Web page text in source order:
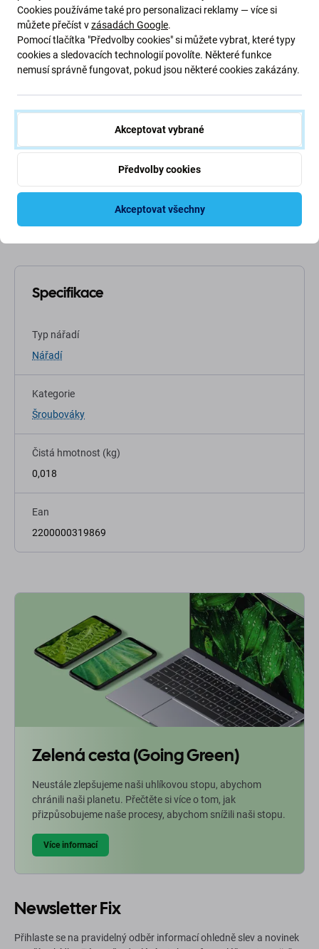
Popis a specifikace Doprava a vrácení
Šroubovák z tvrzeného plastu
Pentalobe - 0,8 mm (PL1)
Pentalobe šroubovák z tvrzeného plastu, hlava 0,8 / PL1.
Jednoduchý šroubovák Pentalobe vhodný pro domácí
mistry i profesionální servisní techniky. Velmi příznivý
poměr cena/výkon.
Máte nějaké další otázky? Kontaktujte nás prosím
Specifikace
Typ nářadí
Nářadí
Kategorie
Šroubováky
Čistá hmotnost (kg)
0,018
Ean
2200000319869
Zelená cesta (Going Green)
Neustále zlepšujeme naši uhlíkovou stopu, abychom
chránili naši planetu. Přečtěte si více o tom, jak
přizpůsobujeme naše procesy, abychom snížili naši stopu.
Více informací
Newsletter Fix
Přihlaste se na pravidelný odběr informací ohledně slev a novinek
Cookies používáme také pro personalizaci reklamy — více si
můžete přečíst vzásadách Google.
Pomocí tlačítka "Předvolby cookies" si můžete vybrat, které typy
cookies a sledovacích technologií povolíte. Některé funkce
nemusí správně fungovat, pokud jsou některé cookies zakázány.
Akceptovat vybrané
Předvolby cookies
Akceptovat všechny